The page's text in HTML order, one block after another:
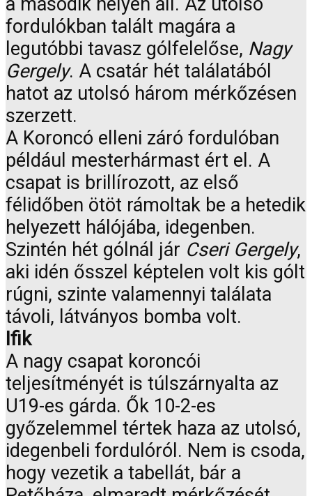
a második helyen áll. Az utolsó
fordulókban talált magára a
legutóbbi tavasz gólfelelőse, Nagy
Gergely. A csatár hét találatából
hatot az utolsó három mérkőzésen
szerzett.
A Koroncó elleni záró fordulóban
például mesterhármast ért el. A
csapat is brillírozott, az első
félidőben ötöt rámoltak be a hetedik
helyezett hálójába, idegenben.
Szintén hét gólnál jár Cseri Gergely,
aki idén ősszel képtelen volt kis gólt
rúgni, szinte valamennyi találata
távoli, látványos bomba volt.
Ifik
A nagy csapat koroncói
teljesítményét is túlszárnyalta az
U19-es gárda. Ők 10-2-es
győzelemmel tértek haza az utolsó,
idegenbeli fordulóról. Nem is csoda,
hogy vezetik a tabellát, bár a